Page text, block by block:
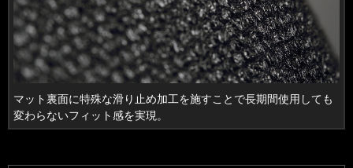
マット裏面に特殊な滑り止め加工を施すことで長期間使用しても
変わらないフィット感を実現。